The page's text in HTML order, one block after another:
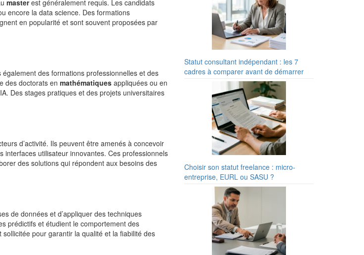
masterest généralement requis. Les candidats
encore la data science. Des formations
en popularité et sont souvent proposées par
également des formations professionnelles et des
des doctorats en mathématiques appliquées ou en
Des stages pratiques et des projets universitaires
d’activité. Ils peuvent être amenés à concevoir
interfaces utilisateur innovantes. Ces professionnels
des solutions qui répondent aux besoins des
de données et d’appliquer des techniques
prédictifs et étudient le comportement des
pour garantir la qualité et la fiabilité des
Statut consultant indépendant : les 7
cadres à comparer avant de démarrer
Choisir son statut freelance : micro-
entreprise, EURL ou SASU ?